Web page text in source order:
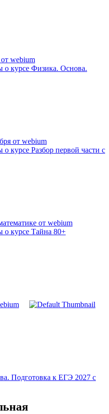
webium
о курсе Физика. Основа.
от webium
курсе Разбор первой части с
от webium
о курсе Тайна 80+
Подготовка к ЕГЭ 2027 с